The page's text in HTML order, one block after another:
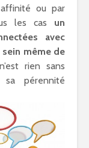
ou par
les cas un
avec
sein même de
rien sans
sa pérennité